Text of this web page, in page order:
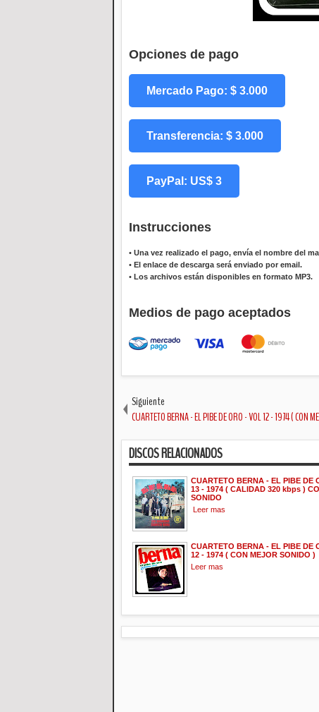
Opciones de pago
Mercado Pago: $ 3.000
Transferencia: $ 3.000
PayPal: US$ 3
Instrucciones
• Una vez realizado el pago, envía el nombre del
• El enlace de descarga será enviado por email.
• Los archivos están disponibles en formato MP3.
Medios de pago aceptados
Siguiente
CUARTETO BERNA - EL PIBE DE ORO - VOL 12 - 1974 ( CON
DISCOS RELACIONADOS
CUARTETO BERNA - EL PIBE DE
13 - 1974 ( CALIDAD 320 kbps )
SONIDO
Leer mas
CUARTETO BERNA - EL PIBE DE
12 - 1974 ( CON MEJOR SONIDO )
Leer mas